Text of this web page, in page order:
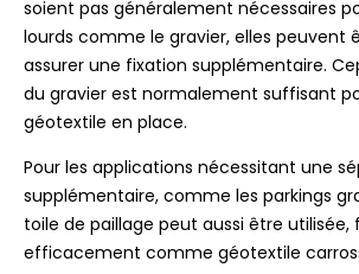
soient pas généralement nécessaires
lourds comme le gravier, elles peuvent
assurer une fixation supplémentaire.
du gravier est normalement suffisant
géotextile en place.
Pour les applications nécessitant une
supplémentaire, comme les parkings
toile de paillage peut aussi être
efficacement comme géotextile